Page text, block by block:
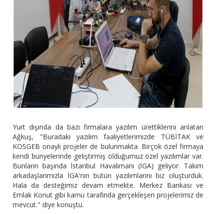
Yurt dışında da bazı firmalara yazılım ürettiklerini anlatan
Ağkuş, "Buradaki yazılım faaliyetlerimizde TÜBİTAK ve
KOSGEB onaylı projeler de bulunmakta. Birçok özel firmaya
kendi bünyelerinde geliştirmiş olduğumuz özel yazılımlar var.
Bunların başında İstanbul Havalimanı (İGA) geliyor. Takım
arkadaşlarımızla İGA'nın bütün yazılımlarını biz oluşturduk.
Hala da desteğimiz devam etmekte. Merkez Bankası ve
Emlak Konut gibi kamu tarafında gerçekleşen projelerimiz de
mevcut." diye konuştu.